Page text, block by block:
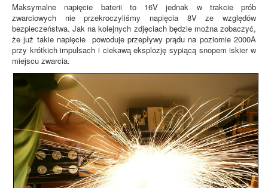
Maksymalne napięcie baterii to 16V jednak w trakcie prób
zwarciowych nie przekroczyliśmy napięcia 8V ze względów
bezpieczeństwa. Jak na kolejnych zdjęciach będzie można zobaczyć,
że już takie napięcie powoduje przepływy prądu na poziomie 2000A
przy krótkich impulsach i ciekawą eksplozję sypiącą snopem iskier w
miejscu zwarcia.